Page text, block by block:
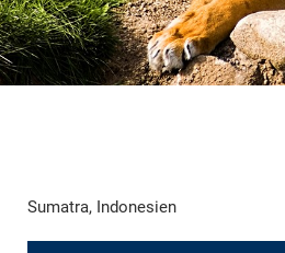
Sumatra, Indonesien